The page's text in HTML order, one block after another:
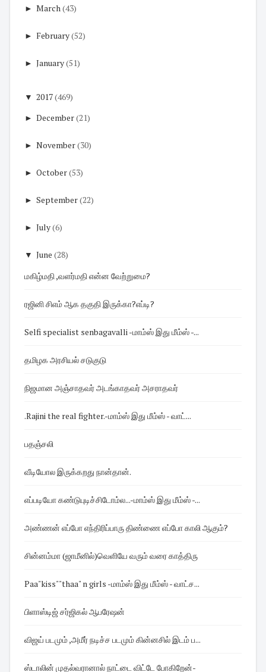
► March(43)
► February(52)
► January(51)
▼ 2017(469)
► December(21)
► November(30)
► October(53)
► September(22)
► July(6)
▼ June (28)
மகிழ்மதி ,வளர்மதி என்ன வேற்றுமை?
ரஜினி சிஎம் ஆக தகுதி இருக்கா?எப்டி?
Selfi specialist senbagavalli -மாம்ஸ் இது மீம்ஸ் -...
தமிழக அரசியல் சடுகுடு
நிஜமான அஞ்சாதவர் அடங்காதவர் அசராதவர்
.Rajini the real fighter.-மாம்ஸ் இது மீம்ஸ் - வாட்...
பதஞ்சலி
வீடியோல இருக்கறது நான்தான்.
எப்படியோ கண்டுபுடிச்சிடோம்ல...-மாம்ஸ் இது மீம்ஸ் -...
அண்ணன் எப்போ எந்திரிப்பாரு திண்ணை எப்போ காலி ஆகும்?
சின்னம்மா (ஜாமீனில்)வெளியே வரும் வரை காத்திரு
Paa"kiss""thaa" n girls -மாம்ஸ் இது மீம்ஸ் - வாட்ச...
பிளாஸ்டிஜ் சர்ஜிகல் ஆபரேஷன்
விஜய் படமும் ,அமீர் நடிச்ச படமும் கின்னசில் இடம் ப...
ஸ்டாலின் முதல்வரானால் நாட்டை விட்டே போகிறேன்-